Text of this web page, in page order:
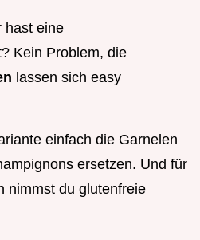
hast eine
Kein Problem, die
lassen sich easy
einfach die Garnelen
ersetzen. Und für
nimmst du glutenfreie